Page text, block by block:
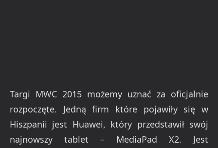
Targi MWC 2015 możemy uznać za oficjalnie
rozpoczęte. Jedną firm które pojawiły się w
Hiszpanii jest Huawei, który przedstawił swój
najnowszy tablet – MediaPad X2. Jest